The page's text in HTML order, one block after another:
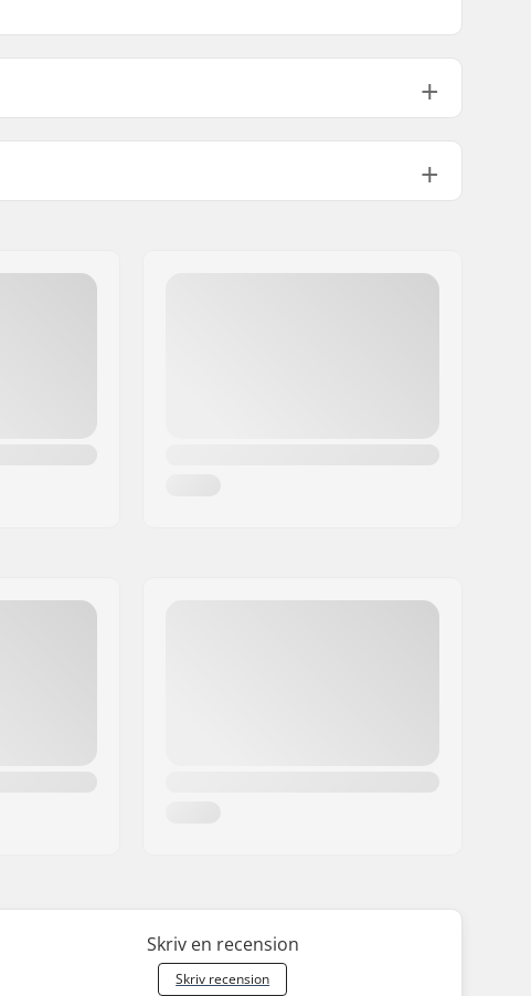
14"
Skriv en recension
Skriv recension